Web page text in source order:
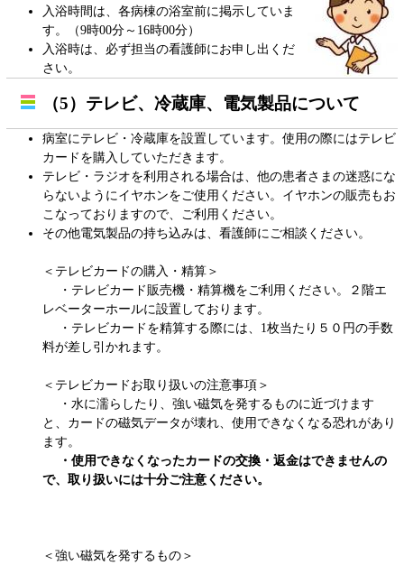
入浴時間は、各病棟の浴室前に掲示していま
す。（9時00分～16時00分）
入浴時は、必ず担当の看護師にお申し出くだ
さい。
（5）テレビ、冷蔵庫、電気製品について
病室にテレビ・冷蔵庫を設置しています。使用の際にはテレビ
カードを購入していただきます。
テレビ・ラジオを利用される場合は、他の患者さまの迷惑にな
らないようにイヤホンをご使用ください。イヤホンの販売もお
こなっておりますので、ご利用ください。
その他電気製品の持ち込みは、看護師にご相談ください。
＜テレビカードの購入・精算＞
・テレビカード販売機・精算機をご利用ください。２階エ
レベーターホールに設置しております。
・テレビカードを精算する際には、1枚当たり５０円の手数
料が差し引かれます。
＜テレビカードお取り扱いの注意事項＞
・水に濡らしたり、強い磁気を発するものに近づけます
と、カードの磁気データが壊れ、使用できなくなる恐れがあり
ます。
・使用できなくなったカードの交換・返金はできませんの
で、取り扱いには十分ご注意ください。
＜強い磁気を発するもの＞